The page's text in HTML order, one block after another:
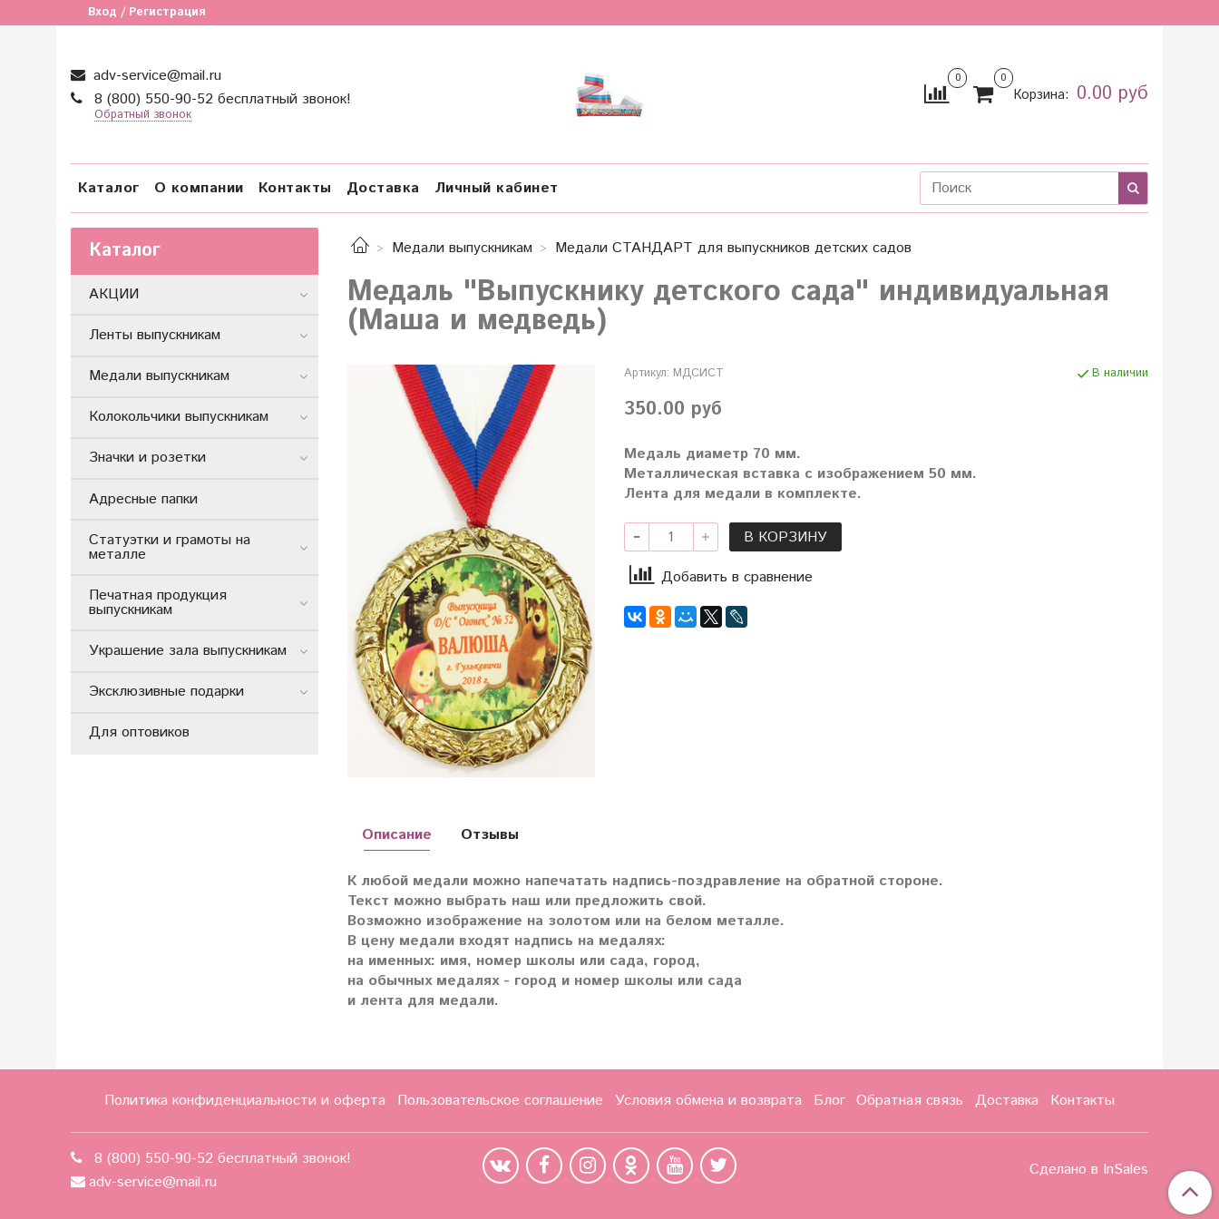
Вход / Регистрация
adv-service@mail.ru
8 (800) 550-90-52 бесплатный звонок!
Обратный звонок
0 0
Корзина: 0.00 руб
Каталог О компании Контакты Доставка Личный кабинет
Медали выпускникам Медали СТАНДАРТ для выпускников детских садов
Медаль "Выпускнику детского сада" индивидуальная
(Маша и медведь)
Артикул: МДСИСТ В наличии
350.00 руб
Медаль диаметр 70 мм.
Металлическая вставка с изображением 50 мм.
Лента для медали в комплекте.
В КОРЗИНУ
Добавить в сравнение
Описание
К любой медали можно напечатать надпись-поздравление на обратной стороне.
Текст можно выбрать наш или предложить свой.
Возможно изображение на золотом или на белом металле.
В цену медали входят надпись на медалях:
на именных: имя, номер школы или сада, город,
на обычных медалях - город и номер школы или сада
и лента для медали.
Отзывы
Каталог
АКЦИИ
Ленты выпускникам
Медали выпускникам
Колокольчики выпускникам
Значки и розетки
Адресные папки
Статуэтки и грамоты на
металле
Печатная продукция
выпускникам
Украшение зала выпускникам
Эксклюзивные подарки
Для оптовиков
Политика конфиденциальности и оферта Пользовательское соглашение Условия обмена и возврата Блог Обратная связь Доставка Контакты
8 (800) 550-90-52 бесплатный звонок!
adv-service@mail.ru
Сделано в InSales